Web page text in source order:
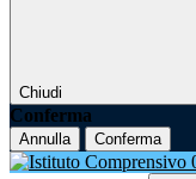
Chiudi
Conferma
Annulla Conferma